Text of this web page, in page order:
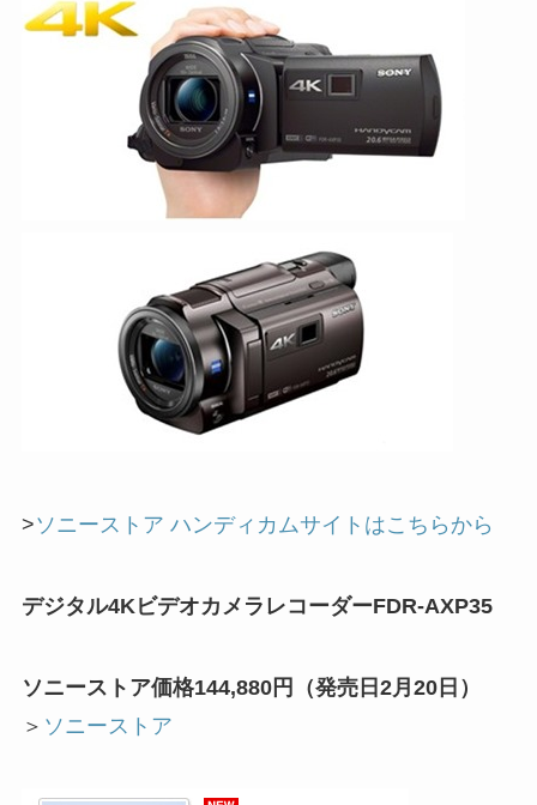
>ソニーストア ハンディカムサイトはこちらから
デジタル4KビデオカメラレコーダーFDR-AXP35
ソニーストア価格144,880円（発売日2月20日）
＞ ソニーストア